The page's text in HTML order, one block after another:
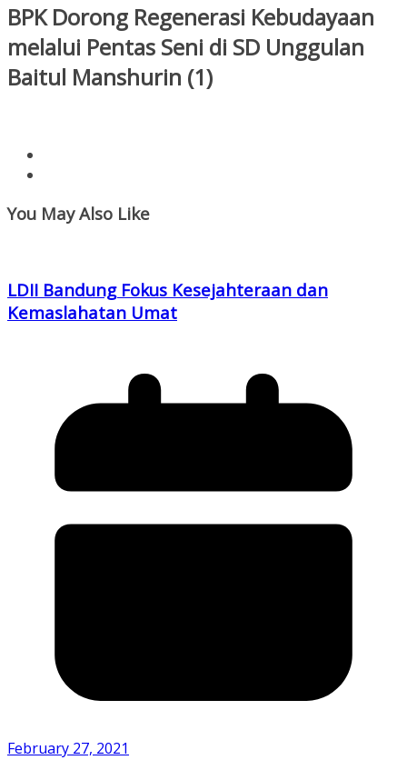
BPK Dorong Regenerasi Kebudayaan
melalui Pentas Seni di SD Unggulan
Baitul Manshurin (1)
You May Also Like
LDII Bandung Fokus Kesejahteraan dan
Kemaslahatan Umat
February 27, 2021